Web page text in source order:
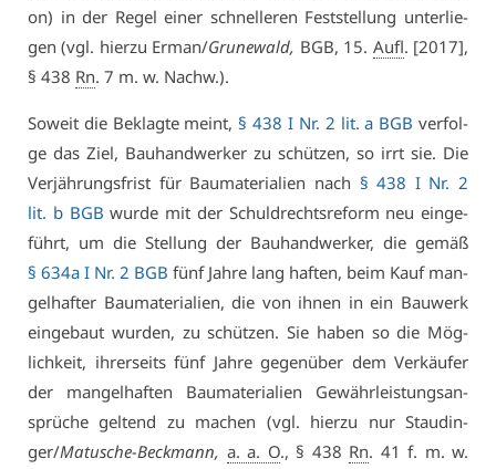
on) in der Re­gel ei­ner schnel­le­ren Fest­stel­lung un­ter­lie­
gen (vgl. hier­zu Er­man/Gru­ne­wald, BGB, 15. Aufl. [2017],
§ 438 Rn. 7 m. w. Nachw.).
So­weit die Be­klag­te meint, § 438 I Nr. 2 lit. a BGB ver­fol­
ge das Ziel, Bau­hand­wer­ker zu schüt­zen, so irrt sie. Die
Ver­jäh­rungs­frist für Bau­ma­te­ria­li­en nach § 438 I Nr. 2
lit. b BGB wur­de mit der Schuld­rechts­re­form neu ein­ge­
führt, um die Stel­lung der Bau­hand­wer­ker, die ge­mäß
§ 634a I Nr. 2 BGB fünf Jah­re lang haf­ten, beim Kauf man­
gel­haf­ter Bau­ma­te­ria­li­en, die von ih­nen in ein Bau­werk
ein­ge­baut wur­den, zu schüt­zen. Sie ha­ben so die Mög­
lich­keit, ih­rer­seits fünf Jah­re ge­gen­über dem Ver­käu­fer
der man­gel­haf­ten Bau­ma­te­ria­li­en Ge­währ­leis­tungs­an­
sprü­che gel­tend zu ma­chen (vgl. hier­zu nur Stau­din­
ger/Ma­tu­sche-Beck­mann, a. a. O., § 438 Rn. 41 f. m. w.